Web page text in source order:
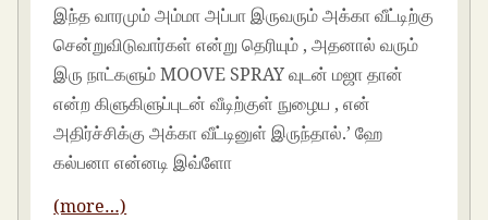
இந்த வாரமும் அம்மா அப்பா இருவரும் அக்கா வீட்டிற்கு
சென்றுவிடுவார்கள் என்று தெரியும் , அதனால் வரும்
இரு நாட்களும் MOOVE SPRAY வுடன் மஜா தான்
என்ற கிளுகிளுப்புடன் வீடிற்குள் நுழைய , என்
அதிர்ச்சிக்கு அக்கா வீட்டினுள் இருந்தால்.’ ஹே
கல்பனா என்னடி இவ்ளோ
(more…)